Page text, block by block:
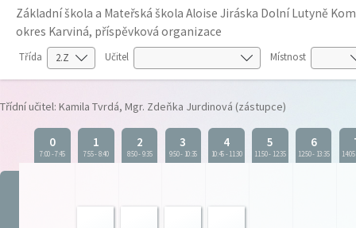
Základní škola a Mateřská škola Aloise Jiráska Dolní Lutyně
okres Karviná, příspěvková organizace
Třída Učitel Místnost
Třídní učitel: Kamila Tvrdá, Mgr. Zdeňka Jurdinová (zástupce)
0
7:00-7:45
1
7:55-8:40
2
8:50-9:35
3
9:50- 10:35
4
10:45-11:30
5
11:50- 12:35
6
12:50- 13:35 14:05